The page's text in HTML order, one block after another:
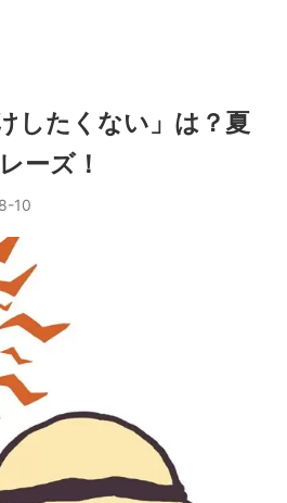
したくない」は？夏
ーズ！
10